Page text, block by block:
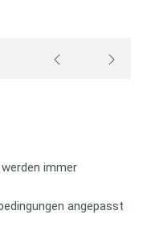
immer
angepasst